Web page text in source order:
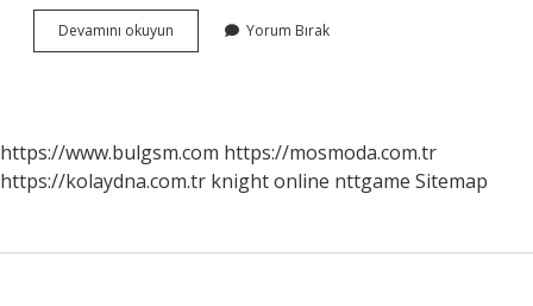
Devamını okuyun
Türk
Yorum Bırak
https://www.bulgsm.com https://mosmoda.com.tr
https://kolaydna.com.tr knight online nttgame Sitemap